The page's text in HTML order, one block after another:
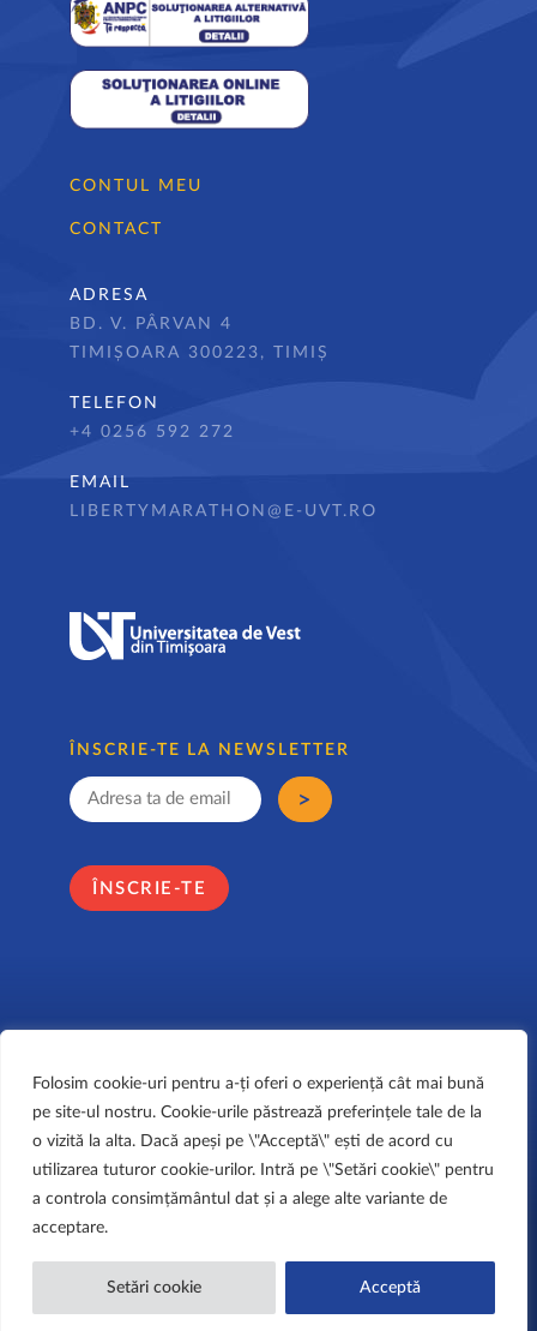
Folosim cookie-uri pentru a-ți oferi o experiență cât mai bună
pe site-ul nostru. Cookie-urile păstrează preferințele tale de la
o vizită la alta. Dacă apeși pe \"Acceptă\" ești de acord cu
utilizarea tuturor cookie-urilor. Intră pe \"Setări cookie\" pentru
a controla consimțământul dat și a alege alte variante de
acceptare.
Setări cookie Acceptă
CONTUL MEU
CONTACT
ADRESA
BD. V. PÂRVAN 4
TIMIȘOARA 300223, TIMIȘ
TELEFON
+4 0256 592 272
EMAIL
LIBERTYMARATHON@E-UVT.RO
ÎNSCRIE-TE LA NEWSLETTER
ÎNSCRIE-TE
Copyright © Liberty Marathon 2025. All rights reserved.
a daring project byEBIG